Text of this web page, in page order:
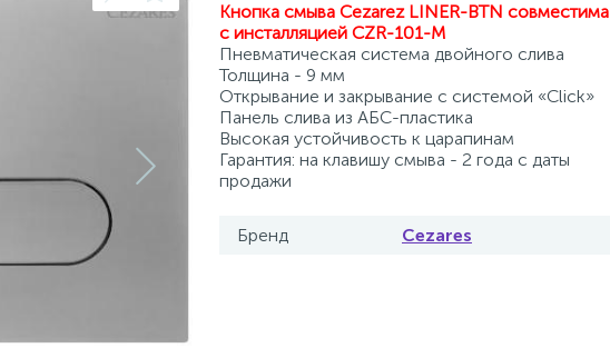
Кнопка смыва Cezarez LINER-BTN совместима
с инсталляцией CZR-101-M
Пневматическая система двойного слива
Толщина - 9 мм
Открывание и закрывание с системой «Click»
Панель слива из АБС-пластика
Высокая устойчивость к царапинам
Гарантия: на клавишу смыва - 2 года с даты
продажи
Бренд Cezares